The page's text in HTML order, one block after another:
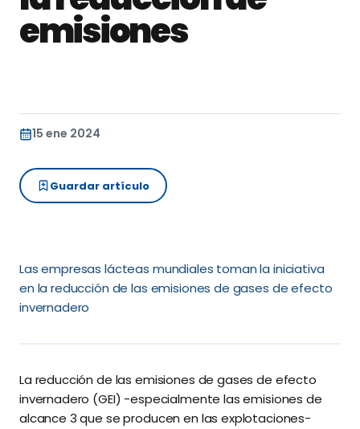
emisiones
15 ene 2024
Guardar artículo
Las empresas lácteas mundiales toman la iniciativa
en la reducción de las emisiones de gases de efecto
invernadero
La reducción de las emisiones de gases de efecto
invernadero (GEI) -especialmente las emisiones de
alcance 3 que se producen en las explotaciones-